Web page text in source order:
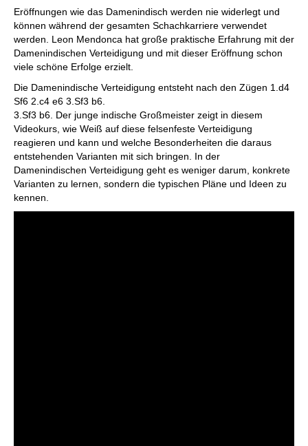
Eröffnungen wie das Damenindisch werden nie widerlegt und
können während der gesamten Schachkarriere verwendet
werden. Leon Mendonca hat große praktische Erfahrung mit der
Damenindischen Verteidigung und mit dieser Eröffnung schon
viele schöne Erfolge erzielt.
Die Damenindische Verteidigung entsteht nach den Zügen 1.d4
Sf6 2.c4 e6 3.Sf3 b6.
3.Sf3 b6. Der junge indische Großmeister zeigt in diesem
Videokurs, wie Weiß auf diese felsenfeste Verteidigung
reagieren und kann und welche Besonderheiten die daraus
entstehenden Varianten mit sich bringen. In der
Damenindischen Verteidigung geht es weniger darum, konkrete
Varianten zu lernen, sondern die typischen Pläne und Ideen zu
kennen.